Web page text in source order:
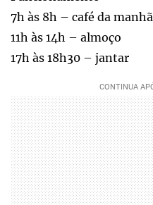
7h às 8h – café da manhã
11h às 14h – almoço
17h às 18h30 – jantar